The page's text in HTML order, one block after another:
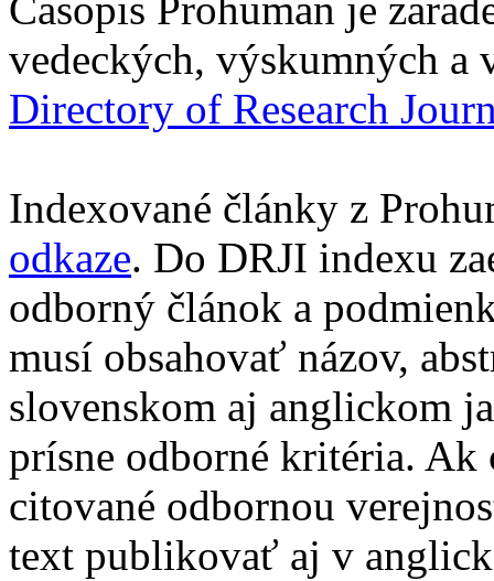
Časopis Prohuman je
vedeckých, výskumných
Directory of Research
Indexované články z
odkaze. Do DRJI indexu
odborný článok a
musí obsahovať názov,
slovenskom aj anglickom
prísne odborné kritéria. Ak
citované odbornou
text publikovať aj v